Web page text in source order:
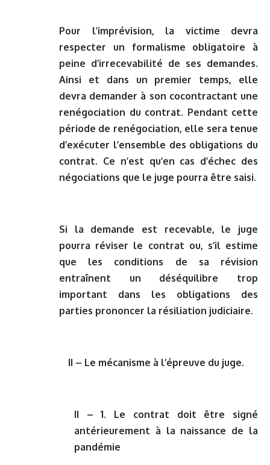
Pour l’imprévision, la victime devra
respecter un formalisme obligatoire à
peine d’irrecevabilité de ses demandes.
Ainsi et dans un premier temps, elle
devra demander à son cocontractant une
renégociation du contrat. Pendant cette
période de renégociation, elle sera tenue
d’exécuter l’ensemble des obligations du
contrat. Ce n’est qu’en cas d’échec des
négociations que le juge pourra être saisi.
Si la demande est recevable, le juge
pourra réviser le contrat ou, s’il estime
que les conditions de sa révision
entraînent un déséquilibre trop
important dans les obligations des
parties prononcer la résiliation judiciaire.
II – Le mécanisme à l’épreuve du juge.
II – 1. Le contrat doit être signé
antérieurement à la naissance de la
pandémie